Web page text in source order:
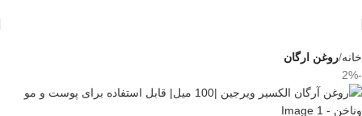
خانه روغن ارگان
-2%